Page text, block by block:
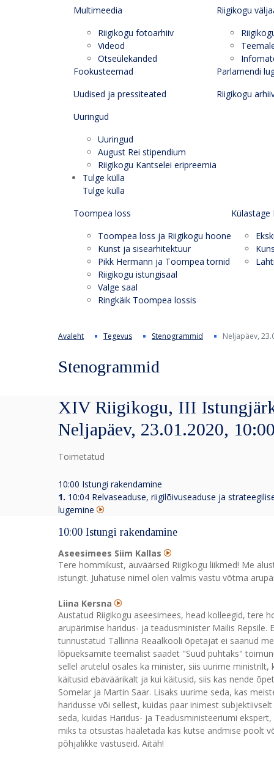
Multimeedia
Riigikogu fotoarhiiv
Videod
Otseülekanded
Fookusteemad
Uudised ja pressiteated
Uuringud
Uuringud
August Rei stipendium
Riigikogu Kantselei eripreemia
Riigikogu
Parlamendi
Riigikogu
Tulge külla
Tulge külla
Toompea loss
Toompea loss ja Riigikogu hoone
Kunst ja sisearhitektuur
Pikk Hermann ja Toompea tornid
Riigikogu istungisaal
Valge saal
Ringkäik Toompea lossis
Külastage
Avaleht Tegevus Stenogrammid Neljapäev,
Stenogrammid
XIV Riigikogu, III
Neljapäev, 23.01.2020,
Toimetatud
10:00 Istungi rakendamine
1. 10:04 Relvaseaduse, riigilõivuseaduse ja
lugemine
10:00 Istungi rakendamine
Aseesimees Siim Kallas
Tere hommikust, auväärsed Riigikogu liikmed! Me
istungit. Juhatuse nimel olen valmis vastu võtma
Liina Kersna
Austatud Riigikogu aseesimees, head kolleegid, tere
arupärimise haridus- ja teadusminister Mailis Repsile.
tunnustatud Tallinna Reaalkooli õpetajat ei saanud
lõpueksamite teemalist saadet "Suud puhtaks"
sellel arutelul osales ka minister, siis uurime
käitusid ebaväärikalt ja kui käitusid, siis kas nende
Somelar ja Martin Saar. Lisaks uurime seda, kas
haridusse või sellest, kuidas paar inimest
seda, kuidas Haridus- ja Teadusministeeriumi
miks ta otsustas hääletada kas kutse andmise poolt
põhjalikke vastuseid. Aitäh!